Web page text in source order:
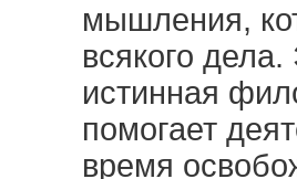
мышления,
всякого
истинная
помогает
время